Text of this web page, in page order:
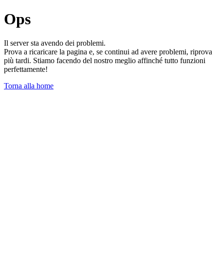
Ops
Il server sta avendo dei problemi.
Prova a ricaricare la pagina e, se continui ad avere problemi, riprova
più tardi. Stiamo facendo del nostro meglio affinché tutto funzioni
perfettamente!
Torna alla home